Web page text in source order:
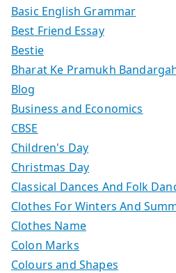
Basic English Grammar
Best Friend Essay
Bestie
Bharat Ke Pramukh
Blog
Business and Economics
CBSE
Children's Day
Christmas Day
Classical Dances And Folk
Clothes For Winters And
Clothes Name
Colon Marks
Colours and Shapes